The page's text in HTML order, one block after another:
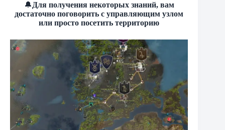
🔔 Для получения некоторых знаний, вам
достаточно поговорить с управляющим узлом
или просто посетить территорию